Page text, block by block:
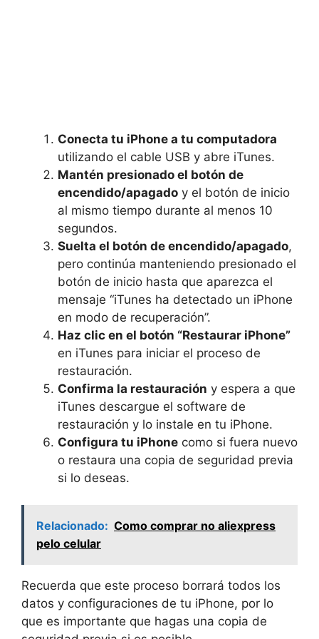
Conecta tu iPhone a tu computadora
utilizando el cable USB y abre iTunes.
Mantén presionado el botón de
encendido/apagado y el botón de inicio
al mismo tiempo durante al menos 10
segundos.
Suelta el botón de encendido/apagado,
pero continúa manteniendo presionado el
botón de inicio hasta que aparezca el
mensaje “iTunes ha detectado un iPhone
en modo de recuperación”.
Haz clic en el botón “Restaurar iPhone”
en iTunes para iniciar el proceso de
restauración.
Confirma la restauración y espera a que
iTunes descargue el software de
restauración y lo instale en tu iPhone.
Configura tu iPhone como si fuera nuevo
o restaura una copia de seguridad previa
si lo deseas.
Relacionado: Como comprar no aliexpress
pelo celular
Recuerda que este proceso borrará todos los
datos y configuraciones de tu iPhone, por lo
que es importante que hagas una copia de